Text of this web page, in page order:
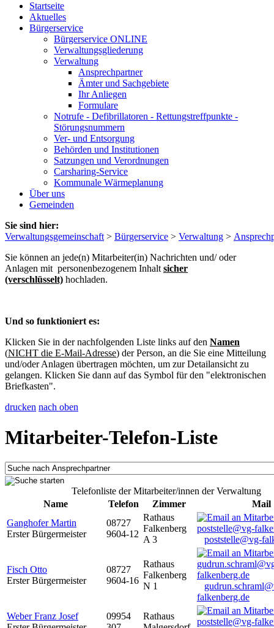
Startseite
Aktuelles
Bürgerservice
Bürgerservice ONLINE
Verwaltungsgliederung
Verwaltung
Ansprechpartner
Ämter und Sachgebiete
Ihr Anliegen
Formulare
Notrufe - Defibrillatoren - Rettungstreffpunkte -
Störungsnummern
Ver- und Entsorgung
Behörden und Institutionen
Satzungen und Verordnungen
Carsharing-Service
Kommunale Wärmeplanung
Über uns
Gemeinden
Sie sind hier:
Verwaltungsgemeinschaft > Bürgerservice > Verwaltung >
Sie können an jede(n) Mitarbeiter(in) Nachrichten und/ oder
Anlagen mit personenbezogenem Inhalt sicher
(verschlüsselt) hochladen.
Und so funktioniert es:
Klicken Sie in der nachfolgenden Liste links auf den Namen
(NICHT die E-Mail-Adresse) der Person, an die Sie eine Mitteilung
und/oder Anlagen übertragen möchten, um zur Detailansicht zu
gelangen. Klicken Sie dann auf das Symbol für den "elektronischen
Briefkasten".
drucken nach oben
Mitarbeiter-Telefon-Liste
Telefonliste der Mitarbeiter/innen der Verwaltung
Name
Telefon Zimmer
Mail
Ganghofer Martin
Erster Bürgermeister
08727
9604-12
Rathaus
Falkenberg
A 3
poststelle@vg-
Fisch Otto
Erster Bürgermeister
08727
9604-16
Rathaus
Falkenberg
N 1
falkenberg.de
Weber Franz Josef
09954
Rathaus